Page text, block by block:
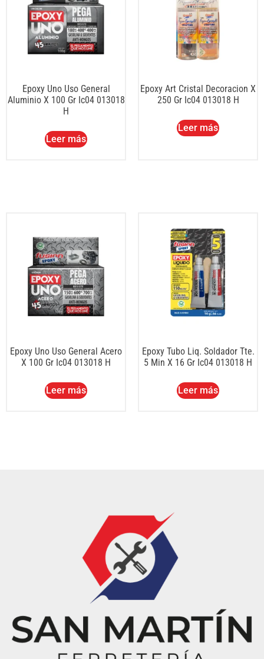
Epoxy Uno Uso General
Aluminio X 100 Gr Ic04 013018
H
Leer más
Epoxy Art Cristal Decoracion X
250 Gr Ic04 013018 H
Leer más
Epoxy Uno Uso General Acero
X 100 Gr Ic04 013018 H
Leer más
Epoxy Tubo Liq. Soldador Tte.
5 Min X 16 Gr Ic04 013018 H
Leer más